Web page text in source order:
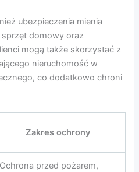
ubezpieczenia mienia
domowy oraz
mogą także skorzystać z
nieruchomość w
co dodatkowo chroni
Zakres ochrony
Ochrona przed pożarem,